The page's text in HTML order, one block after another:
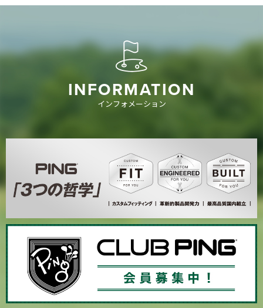
INFORMATION
インフォメーション